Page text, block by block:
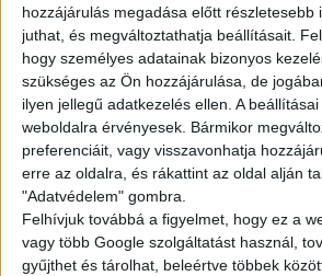
hozzájárulás megadása előtt részletesebb
juthat, és megváltoztathatja beállításait.
hogy személyes adatainak bizonyos
szükséges az Ön hozzájárulása, de
ilyen jellegű adatkezelés ellen. A
weboldalra érvényesek. Bármikor
preferenciáit, vagy visszavonhatja
erre az oldalra, és rákattint az oldal alján
"Adatvédelem" gombra.
Felhívjuk továbbá a figyelmet, hogy ez a
vagy több Google szolgáltatást használ,
gyűjthet és tárolhat, beleértve többek
MUNKA
Budapest XXI. kerület
18 év alatt nem